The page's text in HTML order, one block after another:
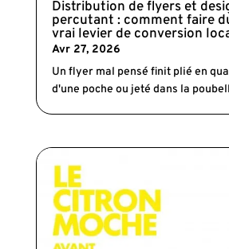
Distribution de flyers et
percutant : comment faire
vrai levier de conversion
Avr 27, 2026
Un flyer mal pensé finit plié en
d'une poche ou jeté dans la